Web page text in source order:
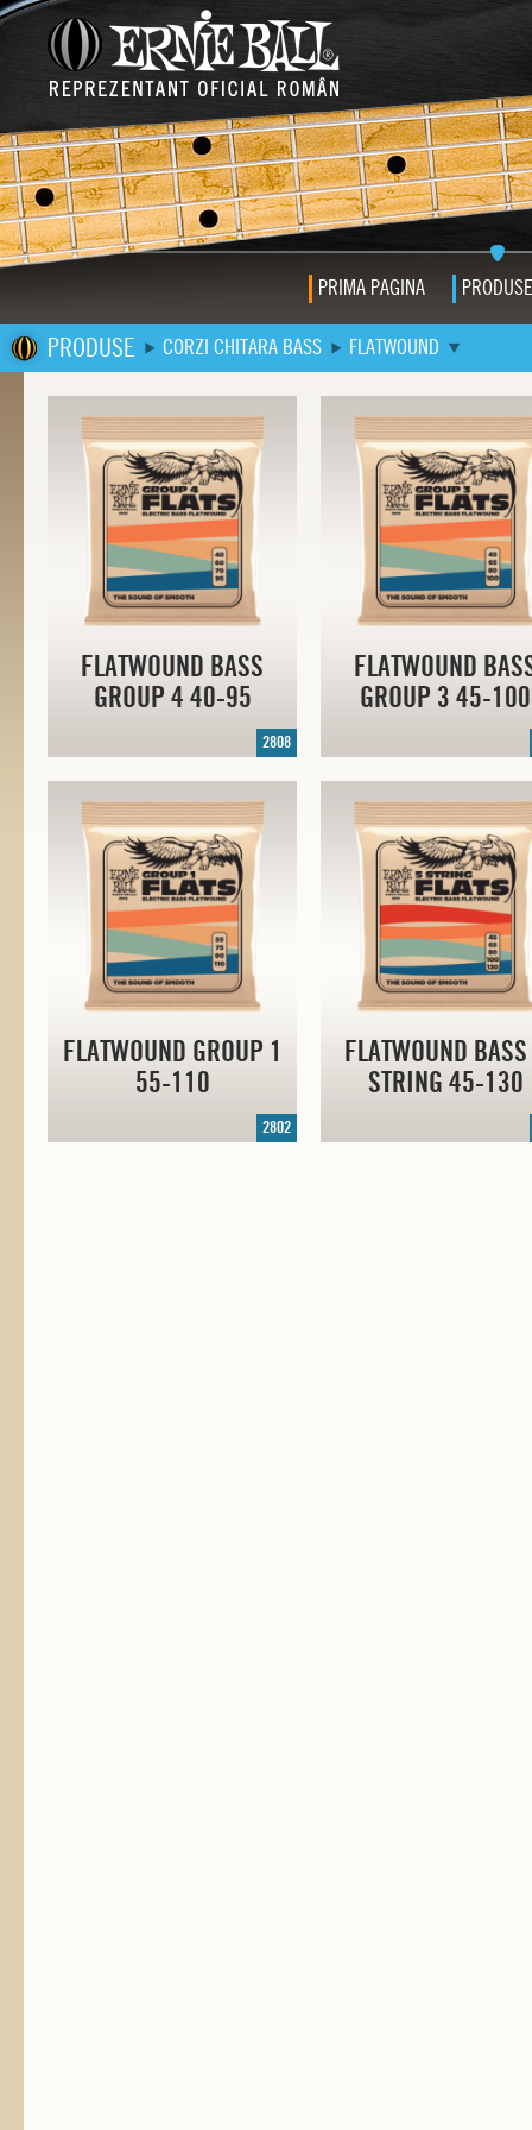
PRIMA PAGINA PRODUSE
PRODUSE CORZI CHITARA BASS FLATWOUND
FLATWOUND BASS
GROUP 440-95
2808
FLATWOUND
GROUP 345-100
FLATWOUND GROUP 1
55-110
2802
FLATWOUND
STRING45-130